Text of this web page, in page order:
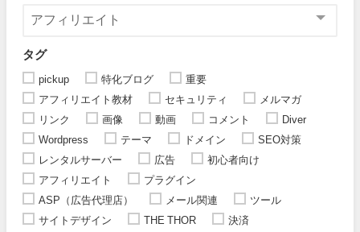
タグ
pickup 特化ブログ
重要
アフィリエイト教材
セキュリティ
メルマガ
リンク
画像 動画 コメント
Diver
Wordpress
テーマ ドメイン
SEO対策
レンタルサーバー
広告
初心者向け
アフィリエイト
プラグイン
ASP（広告代理店）
メール関連
ツール
サイトデザイン
THE THOR
決済